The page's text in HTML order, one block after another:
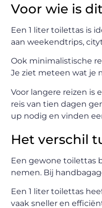
Voor wie is
Een 1 liter toilettas is
aan weekendtrips,
Ook minimalistische
Je ziet meteen wat je
Voor langere reizen is
reis van tien dagen
up nodig en vinden
Het verschil
Een gewone toilettas
nemen. Bij
Een 1 liter toilettas
vaak sneller en